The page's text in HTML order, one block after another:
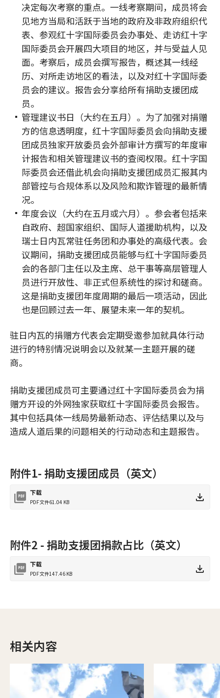
决定每次考察的重点。一线考察期间，成员将会
见地方当局和活跃于当地的政府及非政府组织代
表、参观红十字国际委员会办事处、走访红十字
国际委员会开展四大项目的地区，并与受益人见
面。考察后，成员会撰写报告，概述其一线经
历、对所走访地区的看法，以及对红十字国际委
员会的建议。报告会分享给所有捐助支援团成
员。
管理建议书日（大约在五月）。为了加强对捐赠
方的信息透明度，红十字国际委员会向捐助支援
团成员独家开放委员会外部审计方撰写的年度审
计报告和相关管理建议书的查阅权限。红十字国
际委员会还借此机会向捐助支援团成员汇报其内
部管控与合规体系以及风险和欺诈管理的最新情
况。
年度会议（大约在五月或六月）。参会者包括来
自政府、超国家组织、国际人道援助机构，以及
瑞士日内瓦常驻任务团和办事处的高级代表。会
议期间，捐助支援团成员能够与红十字国际委员
会的各部门主任以及主席、总干事等高层管理人
员进行开放性、非正式但系统性的探讨和磋商。
这是捐助支援团年度周期的最后一项活动，因此
也是回顾过去一年、展望未来一年的契机。
驻日内瓦的捐赠方代表会定期受邀参加就具体行动
进行的特别情况说明会以及就某一主题开展的磋
商。
捐助支援团成员可主要通过红十字国际委员会为捐
赠方开设的外网独家获取红十字国际委员会报告。
其中包括具体一线局势最新动态、评估结果以及与
造成人道后果的问题相关的行动动态和主题报告。
附件1- 捐助支援团成员（英文）
下载
PDF文件61.04 KB
附件2 - 捐助支援团捐款占比（英文）
下载
PDF文件147.46 KB
相关内容